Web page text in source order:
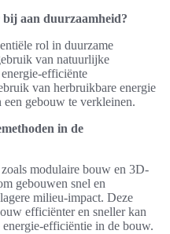
aan duurzaamheid?
rol in duurzame
van natuurlijke
efficiënte
van herbruikbare energie
gebouw te verkleinen.
in de
modulaire bouw en 3D-
gebouwen snel en
milieu-impact. Deze
efficiënter en sneller kan
efficiëntie in de bouw.